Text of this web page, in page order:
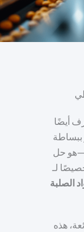
أيضًا
ببساطة
—هو حل
لـ
الصلبة
هذه